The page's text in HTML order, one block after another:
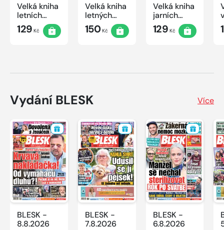
Velká kniha
letních
křížovek
2026
129 Kč
Velká kniha
letných
krížoviek s
TV JOJ
150Kč
Velká kniha
jarních
křížovek
2026
129 Kč
Vydání BLESK Více
BLESK -
8.8.2026
BLESK -
7.8.2026
BLESK -
6.8.2026